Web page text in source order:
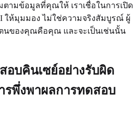
ตามข้อมูลที่คุณให้ เราเชื่อในการเปิด
ให้มุมมอง ไม่ใช่ความจริงสัมบูรณ์ ผู้
นของคุณคือคุณ และจะเป็นเช่นนั้น
อบคินเซย์อย่างรับผิด
รพึ่งพาผลการทดสอบ